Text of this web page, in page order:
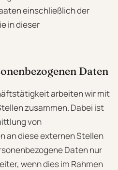
einschließlich der
in dieser
Daten
arbeiten wir mit
zusammen. Dabei ist
von
an diese externen Stellen
Daten nur
wenn dies im Rahmen